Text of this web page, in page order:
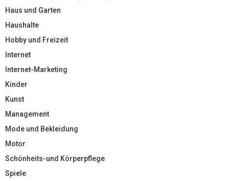
Haus und Garten
Haushalte
Hobby und Freizeit
Internet
Internet-Marketing
Kinder
Kunst
Management
Mode und Bekleidung
Motor
Schönheits-und Körperpflege
Spiele